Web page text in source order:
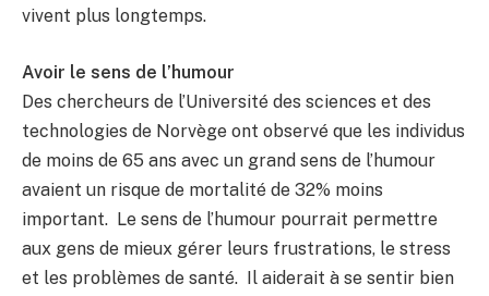
vivent plus longtemps.
Avoir le sens de l’humour
Des chercheurs de l’Université des sciences et des
technologies de Norvège ont observé que les individus
de moins de 65 ans avec un grand sens de l’humour
avaient un risque de mortalité de 32% moins
important. Le sens de l’humour pourrait permettre
aux gens de mieux gérer leurs frustrations, le stress
et les problèmes de santé. Il aiderait à se sentir bien